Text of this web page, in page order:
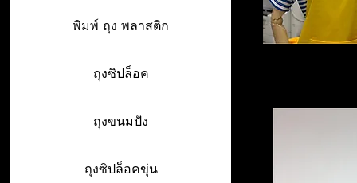
พิมพ์ ถุง พลาสติก
ถุงซิปล็อค
ถุงขนมปัง
ถุงซิปล็อคขุ่น